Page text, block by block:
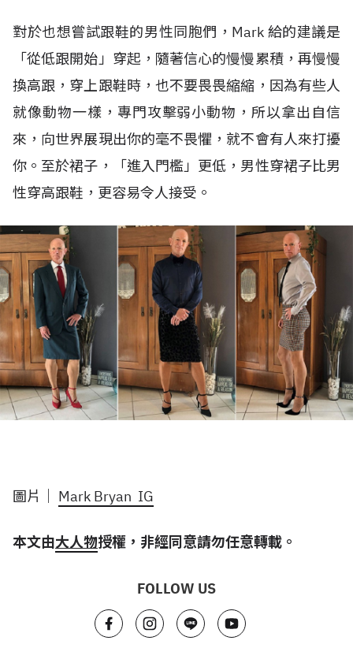
對於也想嘗試跟鞋的男性同胞們，Mark 給的建議是
「從低跟開始」穿起，隨著信心的慢慢累積，再慢慢
換高跟，穿上跟鞋時，也不要畏畏縮縮，因為有些人
就像動物一樣，專門攻擊弱小動物，所以拿出自信
來，向世界展現出你的毫不畏懼，就不會有人來打擾
你。至於裙子，「進入門檻」更低，男性穿裙子比男
性穿高跟鞋，更容易令人接受。
圖片｜ Mark Bryan IG
本文由大人物授權，非經同意請勿任意轉載。
FOLLOW US